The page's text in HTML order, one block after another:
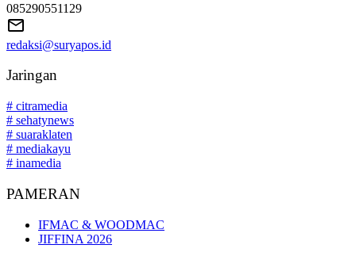
085290551129
redaksi@suryapos.id
Jaringan
# citramedia
# sehatynews
# suaraklaten
# mediakayu
# inamedia
PAMERAN
IFMAC & WOODMAC
JIFFINA 2026